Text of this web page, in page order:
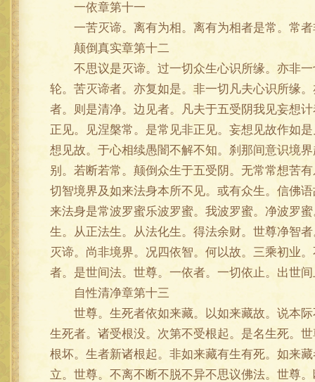
一依章第十一
一苦灭谛。离有为相。离有为相者是常。常者
颠倒真实章第十二
不思议是灭谛。过一切众生心识所缘。亦非一
轮。苦灭谛者。亦复如是。非一切凡夫心识所缘
者。则是清净。边见者。凡夫于五受阴我见妄想
正见。见涅槃常。是常见非正见。妄想见故作如
想见故。于心相续愚闇不解不知。刹那间意识境
别。若断若常。颠倒众生于五受阴。无常常想苦
切智境界及如来法身本所不见。或有众生。信佛
来法身是常波罗蜜乐波罗蜜。我波罗蜜。净波罗
生。从正法生。从法化生。得法余财。世尊净智
灭谛。尚非境界。况四依智。何以故。三乘初业
者。是世间法。世尊。一依者。一切依止。出世
自性清净章第十三
世尊。生死者依如来藏。以如来藏故。说本际
生死者。诸受根没。次第不受根起。是名生死。
根坏。生者新诸根起。非如来藏有生有死。如来
立。世尊。不离不断不脱不异不思议佛法。世尊